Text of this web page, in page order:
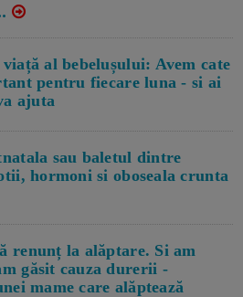
al bebelușului: Avem cate
pentru fiecare luna - si ai
ajuta
sau baletul dintre
hormoni si oboseala crunta
renunț la alăptare. Si am
găsit cauza durerii -
mame care alăptează